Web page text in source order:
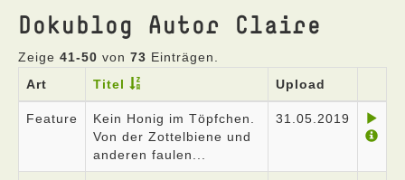
Dokublog Autor Claire
Zeige 41-50 von 73 Einträgen.
Art
Titel Upload
Feature
Kein Honig im Töpfchen.
Von der Zottelbiene und
anderen faulen...
31.05.2019